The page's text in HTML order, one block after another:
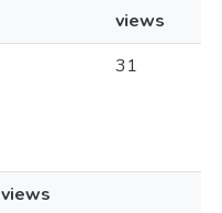
views
31
views